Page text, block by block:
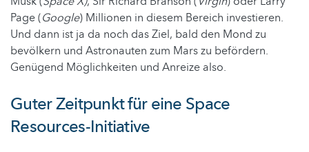
Page (Google) Millionen in diesem Bereich investieren.
Und dann ist ja da noch das Ziel, bald den Mond zu
bevölkern und Astronauten zum Mars zu befördern.
Genügend Möglichkeiten und Anreize also.
Guter Zeitpunkt für eine Space
Resources-Initiative